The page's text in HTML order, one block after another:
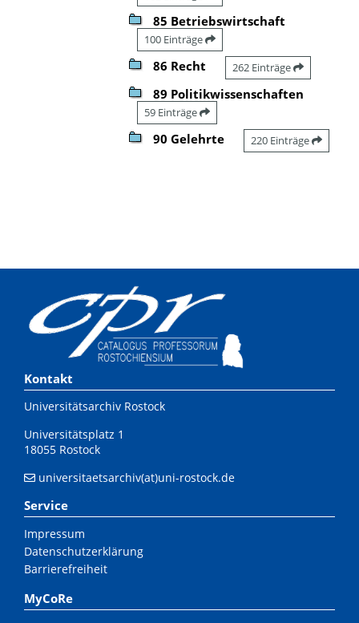
85 Betriebswirtschaft
100 Einträge
86 Recht 262 Einträge
89 Politikwissenschaften
59 Einträge
90 Gelehrte 220 Einträge
Kontakt
Universitätsarchiv Rostock
Universitätsplatz 1
18055 Rostock
universitaetsarchiv(at)uni-rostock.de
Service
Impressum
Datenschutzerklärung
Barrierefreiheit
MyCoRe